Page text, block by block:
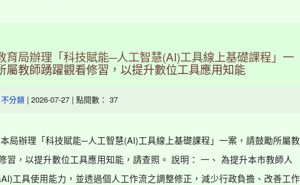
育局辦理「科技賦能─人工智慧(AI)工具線上基礎課程」一
屬教師踴躍觀看修習，以提升數位工具應用知能
不分類 | 2026-07-27 | 點閱數： 37
局辦理「科技賦能─人工智慧(AI)工具線上基礎課程」一案，請鼓勵所屬教
習，以提升數位工具應用知能，請查照。 說明： 一、 為提升本市教師人
工具使用能力，並透過個人工作流之調整修正，減少行政負擔、改善工作